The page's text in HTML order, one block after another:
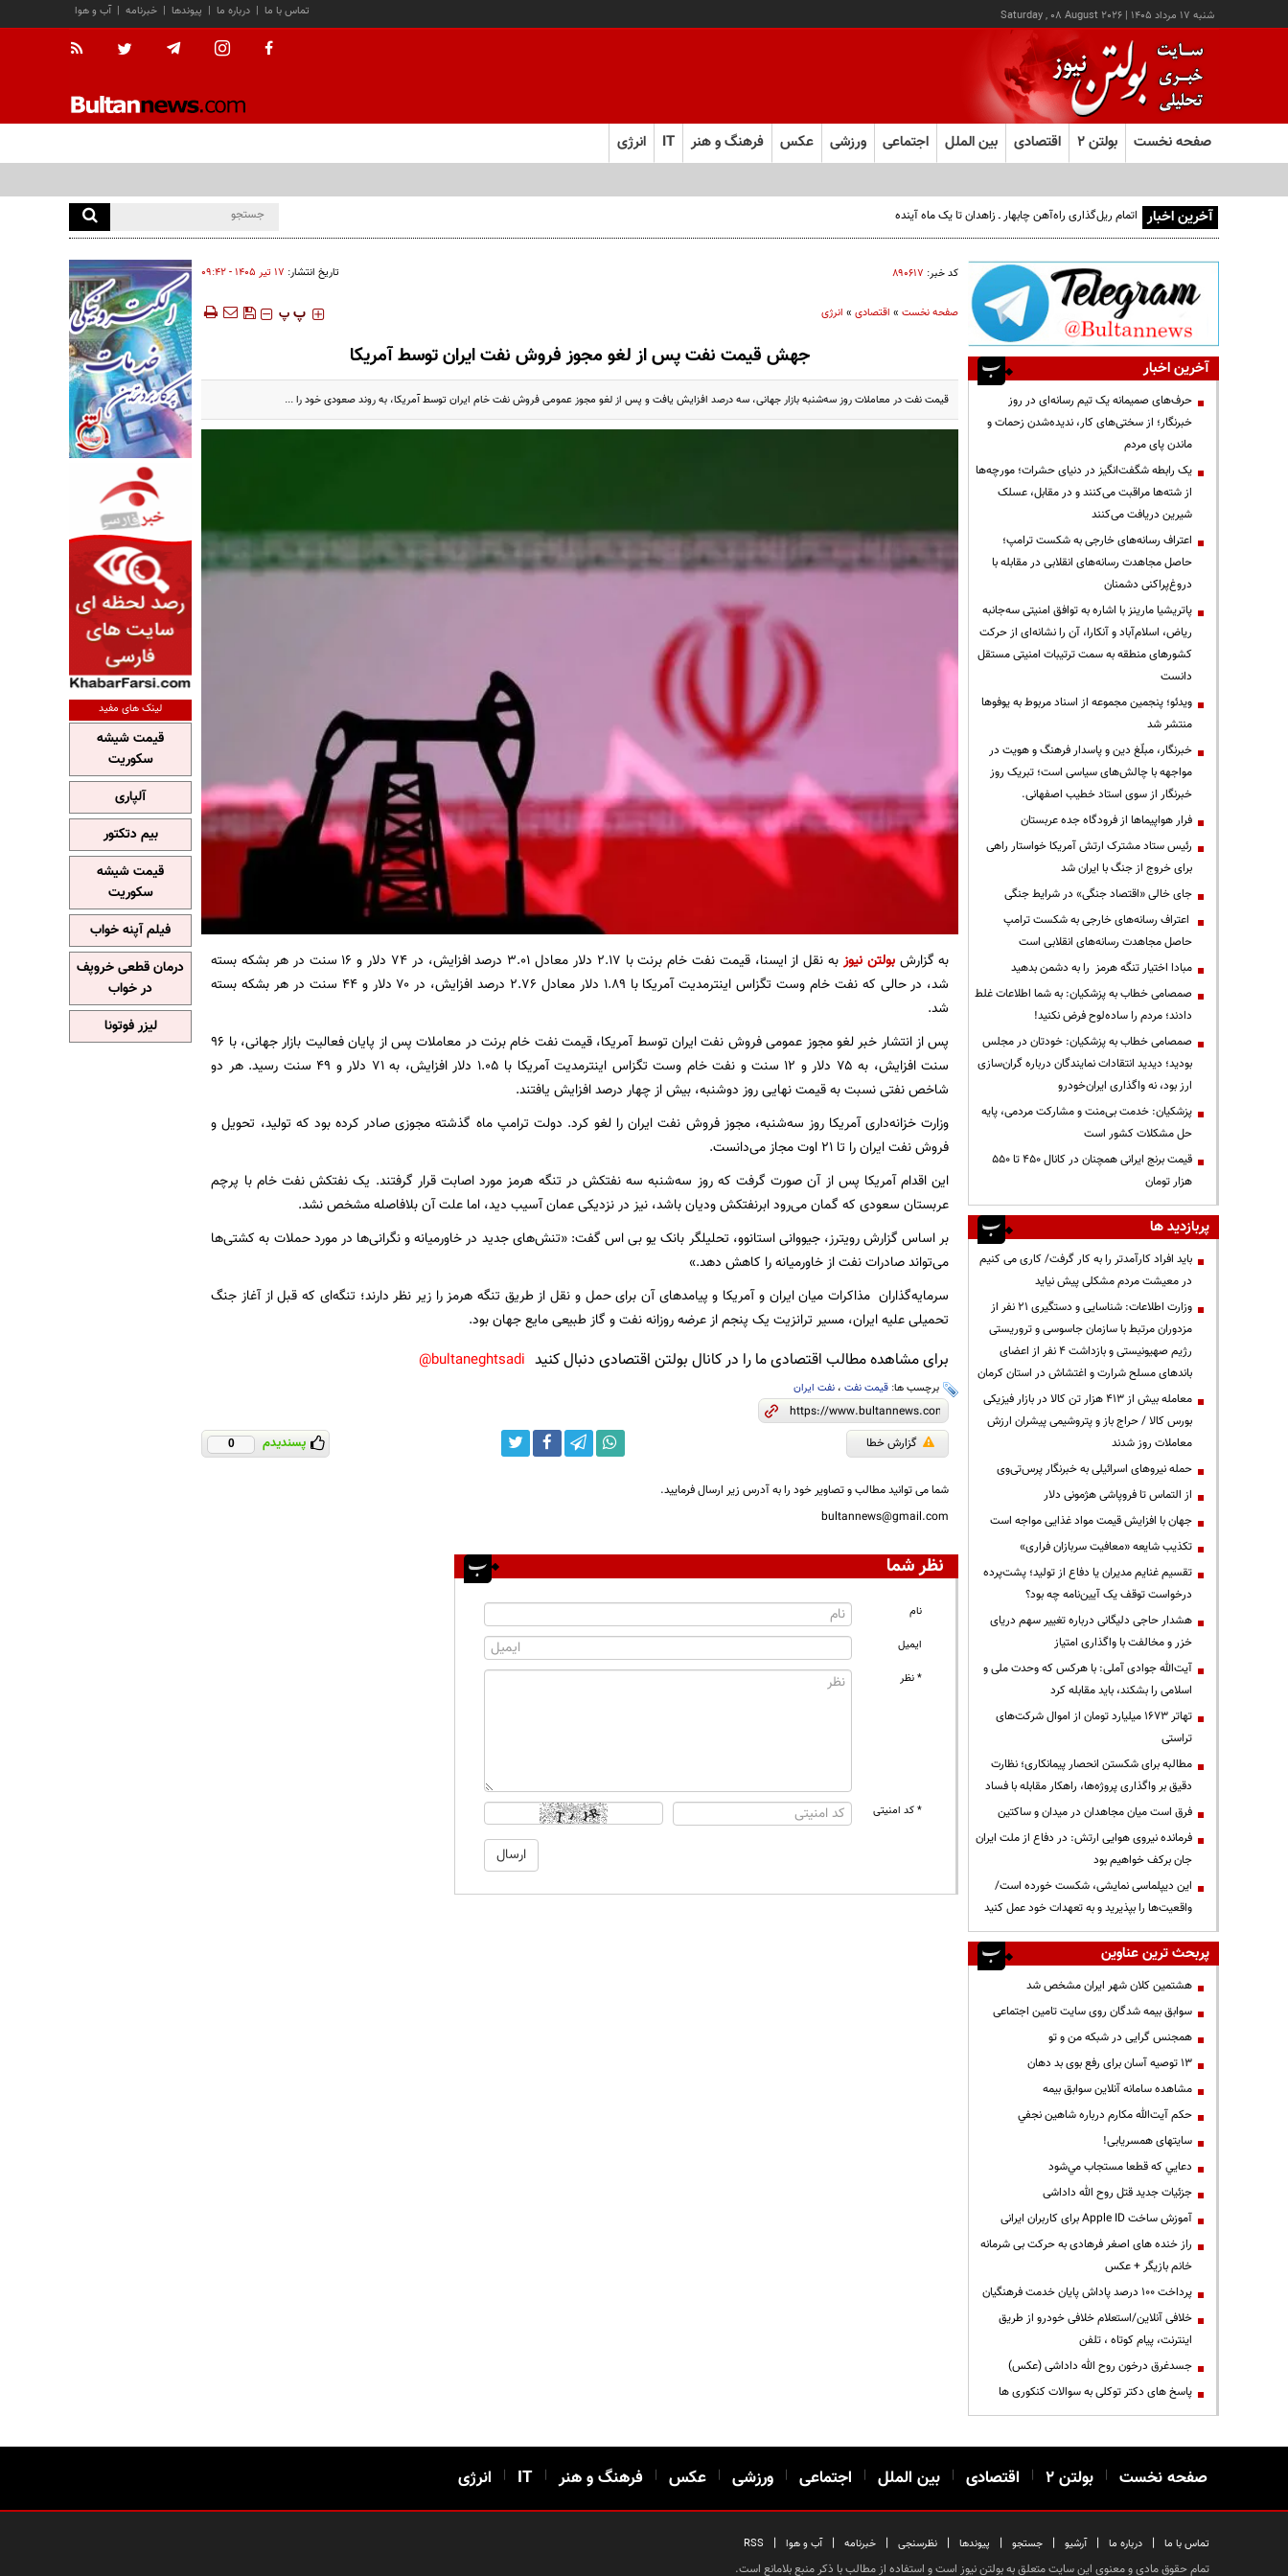
شنبه ۱۷ مرداد ۱۴۰۵ |
Saturday , 08 August 2026 آب و هوا | خبرنامه | پیوندها | درباره ما | تماس با ما
صفحه نخست بولتن ۲ اقتصادی بین الملل اجتماعی ورزشی عکس فرهنگ و هنر IT انرژی
آخرین اخبار اتمام ریل‌گذاری راه‌آهن چابهار ـ زاهدان تا یک ماه آینده
کد خبر: ۸۹۰۶۱۷ تاریخ انتشار: ۱۷ تير ۱۴۰۵ - ۰۹:۴۲
صفحه نخست» اقتصادی» انرژی ‍‍‍ پ پ
جهش قیمت نفت پس از لغو مجوز فروش نفت ایران توسط آمریکا
قیمت نفت در معاملات روز سه‌شنبه بازار جهانی، سه درصد افزایش یافت و پس از لغو مجوز عمومی فروش نفت خام ایران توسط آمریکا، به روند صعودی خود را ...
به گزارشبولتن نیوز
به نقل از ایسنا، قیمت نفت خام برنت با ۲.۱۷ دلار معادل ۳.۰۱ درصد افزایش، در ۷۴ دلار و ۱۶ سنت در هر بشکه بسته
شد، در حالی که نفت خام وست تگزاس اینترمدیت آمریکا با ۱.۸۹ دلار معادل ۲.۷۶ درصد افزایش، در ۷۰ دلار و ۴۴ سنت در هر بشکه بسته
شد.
پس از انتشار خبر لغو مجوز عمومی فروش نفت ایران توسط آمریکا، قیمت نفت خام برنت در معاملات پس از پایان فعالیت بازار جهانی، با ۹۶
سنت افزایش، به ۷۵ دلار و ۱۲ سنت و نفت خام وست تگزاس اینترمدیت آمریکا با ۱.۰۵ دلار افزایش، به ۷۱ دلار و ۴۹ سنت رسید. هر دو
شاخص نفتی نسبت به قیمت‌ نهایی روز دوشنبه، بیش از چهار درصد افزایش یافتند.
وزارت خزانه‌داری آمریکا روز سه‌شنبه، مجوز فروش نفت ایران را لغو کرد. دولت ترامپ ماه گذشته مجوزی صادر کرده بود که تولید، تحویل و
فروش نفت ایران را تا ۲۱ اوت مجاز می‌دانست.
این اقدام آمریکا پس از آن صورت گرفت که روز سه‌شنبه سه نفتکش در تنگه هرمز مورد اصابت قرار گرفتند. یک نفتکش نفت خام با پرچم
عربستان سعودی که گمان می‌رود ابرنفتکش ودیان باشد، نیز در نزدیکی عمان آسیب دید، اما علت آن بلافاصله مشخص نشد.
بر اساس گزارش رویترز، جیووانی استانوو، تحلیلگر بانک یو بی اس گفت: «تنش‌های جدید در خاورمیانه و نگرانی‌ها در مورد حملات به کشتی‌ها
می‌تواند صادرات نفت از خاورمیانه را کاهش دهد.»
سرمایه‌گذاران مذاکرات میان ایران و آمریکا و پیامدهای آن برای حمل و نقل از طریق تنگه هرمز را زیر نظر دارند؛ تنگه‌ای که قبل از آغاز جنگ
تحمیلی علیه ایران، مسیر ترانزیت یک پنجم از عرضه روزانه نفت و گاز طبیعی مایع جهان بود.
برای مشاهده مطالب اقتصادی ما را در کانال بولتن اقتصادی دنبال کنید bultaneghtsadi@
برچسب ها: قیمت نفت، نفت ایران
گزارش خطا پسندیدم 0
شما می توانید مطالب و تصاویر خود را به آدرس زیر ارسال فرمایید.
bultannews@gmail.com
نظر شما
نام
ایمیل
* نظر
* کد امنیتی
آخرین اخبار
حرف‌های صمیمانه یک تیم رسانه‌ای در روز
خبرنگار؛ از سختی‌های کار، ندیده‌شدن زحمات و
ماندن پای مردم
یک رابطه شگفت‌انگیز در دنیای حشرات؛ مورچه‌ها
از شته‌ها مراقبت می‌کنند و در مقابل، عسلک
شیرین دریافت می‌کنند
اعتراف رسانه‌های خارجی به شکست ترامپ؛
حاصل مجاهدت رسانه‌های انقلابی در مقابله با
دروغ‌پراکنی دشمنان
پاتریشیا مارینز با اشاره به توافق امنیتی سه‌جانبه
ریاض، اسلام‌آباد و آنکارا، آن را نشانه‌ای از حرکت
کشورهای منطقه به سمت ترتیبات امنیتی مستقل
دانست
ویدئو؛ پنجمین مجموعه از اسناد مربوط به یوفوها
منتشر شد
خبرنگار، مبلّغ دین و پاسدار فرهنگ و هویت در
مواجهه با چالش‌های سیاسی است؛ تبریک روز
خبرنگار از سوی استاد خطیب اصفهانی.
فرار هواپیماها از فرودگاه جده عربستان
رئیس ستاد مشترک ارتش آمریکا خواستار راهی
برای خروج از جنگ با ایران شد
جای خالی «اقتصاد جنگی» در شرایط جنگی
اعتراف رسانه‌های خارجی به شکست ترامپ
حاصل مجاهدت رسانه‌های انقلابی است
مبادا اختیار تنگه هرمز را به دشمن بدهید
صمصامی خطاب به پزشکیان: به شما اطلاعات غلط
دادند؛ مردم را ساده‌لوح فرض نکنید!
صمصامی خطاب به پزشکیان: خودتان در مجلس
بودید؛ دیدید انتقادات نمایندگان درباره گران‌سازی
ارز بود، نه واگذاری ایران‌خودرو
پزشکیان: خدمت بی‌منت و مشارکت مردمی، پایه
حل مشکلات کشور است
قیمت‌ برنج ایرانی همچنان در کانال ۴۵۰ تا ۵۵۰
هزار تومان
پربازدید ها
باید افراد کارآمدتر را به کار گرفت/ کاری می کنیم
در معیشت مردم مشکلی پیش نیاید
وزارت اطلاعات: شناسایی و دستگیری ۲۱ نفر از
مزدوران مرتبط با سازمان جاسوسی و تروریستی
رژیم صهیونیستی و بازداشت ۴ نفر از اعضای
باندهای مسلح شرارت و اغتشاش در استان کرمان
معامله بیش از ۴۱۳ هزار تن کالا در بازار فیزیکی
بورس کالا / حراج باز و پتروشیمی پیشران ارزش
معاملات روز شدند
حمله نیروهای اسرائیلی به خبرنگار پرس‌تی‌وی
از التماس تا فروپاشی هژمونی دلار
جهان با افزایش قیمت مواد غذایی مواجه است
تکذیب شایعه «معافیت سربازان فراری»
تقسیم غنایم مدیران یا دفاع از تولید؛ پشت‌پرده
درخواست توقف یک آیین‌نامه چه بود؟
هشدار حاجی دلیگانی درباره تغییر سهم دریای
خزر و مخالفت با واگذاری امتیاز
آیت‌الله جوادی آملی: با هرکس که وحدت ملی و
اسلامی را بشکند، باید مقابله کرد
تهاتر ۱۶۷۳ میلیارد تومان از اموال شرکت‌های
تراستی
مطالبه برای شکستن انحصار پیمانکاری؛ نظارت
دقیق بر واگذاری پروژه‌ها، راهکار مقابله با فساد
فرق است میان مجاهدان در میدان و ساکتین
فرمانده نیروی هوایی ارتش: در دفاع از ملت ایران
جان برکف خواهیم بود
این دیپلماسی نمایشی، شکست خورده است/
واقعیت‌ها را بپذیرید و به تعهدات خود عمل کنید
پربحث ترین عناوین
هشتمین کلان شهر ایران مشخص شد
سوابق بیمه شدگان روی سایت تامین اجتماعی
همجنس گرایی در شبکه من و تو
13 توصیه آسان برای رفع بوی بد دهان
مشاهده سامانه آنلاين سوابق بیمه
حكم آيت‌الله مكارم درباره شاهين نجفي
سایتهای همسریابی!
دعايي كه قطعا مستجاب مي‌شود
جزئیات جدید قتل روح الله داداشی
آموزش ساخت Apple ID برای کاربران ایرانی
راز خنده های اصغر فرهادی به حرکت بی شرمانه
خانم بازیگر + عکس
پرداخت ۱۰۰ درصد پاداش پایان خدمت فرهنگیان
خلافی آنلاین/استعلام خلافی خودرو از طریق
اینترنت، پیام کوتاه ، تلفن
جسدغرق درخون روح الله داداشی (عکس)
پاسخ های دکتر توکلی به سوالات کنکوری ها
لینک های مفید
قیمت شیشه
سکوریت
آلپاری
بیم دتکتور
قیمت شیشه
سکوریت
فیلم آپنه خواب
درمان قطعی خروپف
در خواب
لیزر فوتونا
صفحه نخست | بولتن ۲ | اقتصادی | بین الملل | اجتماعی | ورزشی | عکس | فرهنگ و هنر |
IT
| انرژی
تماس با ما | درباره ما | آرشیو | جستجو | پیوندها | نظرسنجی | خبرنامه | آب و هوا |
RSS
تمام حقوق مادی و معنوی این سایت متعلق به بولتن نیوز است و استفاده از مطالب با ذکر منبع بلامانع است.